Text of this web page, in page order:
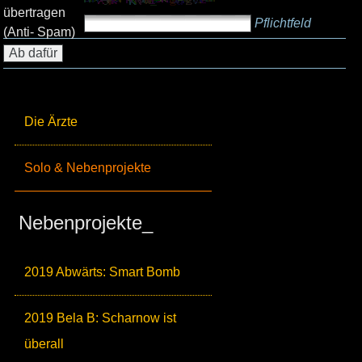
Die Ärzte
Solo & Nebenprojekte
Nebenprojekte_
2019 Abwärts: Smart Bomb
2019 Bela B: Scharnow ist
überall
übertragen
(Anti- Spam)
Pflichtfeld